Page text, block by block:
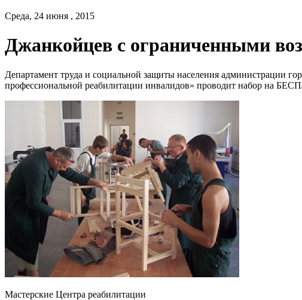
Среда, 24 июня , 2015
Джанкойцев с ограниченными
Департамент труда и социальной защиты населения администрации
профессиональной реабилитации инвалидов» проводит набор на
Мастерские Центра реабилитации